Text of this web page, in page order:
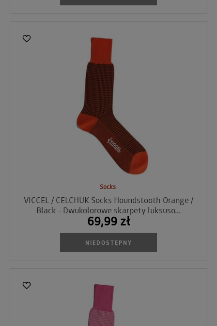
Socks
VICCEL / CELCHUK Socks Houndstooth Orange /
Black - Dwukolorowe skarpety luksuso...
69,99 zł
NIEDOSTĘPNY